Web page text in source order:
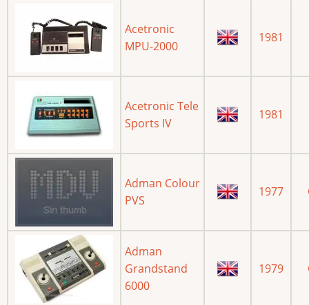
Acetronic
MPU-2000
1981
Acetronic Tele
Sports IV
1981
Adman Colour
PVS
1977
Adman
Grandstand
6000
1979